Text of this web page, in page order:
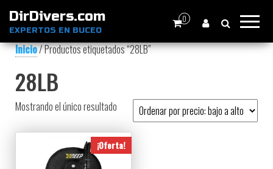
DirDivers.com
EXPERTOS EN BUCEO
0
Inicio/ Productos etiquetados “28LB”
28LB
Mostrando el único resultado
¡Oferta!